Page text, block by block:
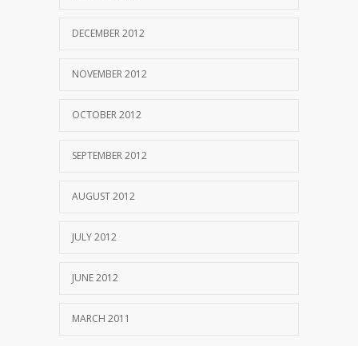
DECEMBER 2012
NOVEMBER 2012
OCTOBER 2012
SEPTEMBER 2012
AUGUST 2012
JULY 2012
JUNE 2012
MARCH 2011